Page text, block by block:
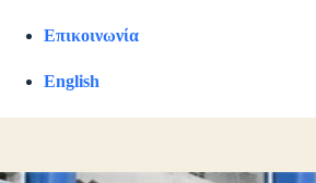
Επικοινωνία
English